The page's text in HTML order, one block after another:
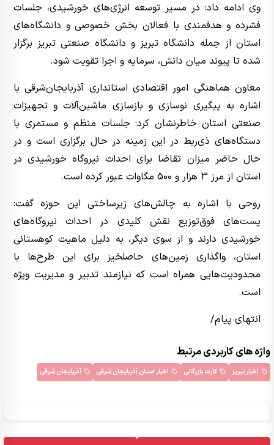
وی ادامه داد: در مسیر توسعه انرژی‌های خورشیدی، جلسات
فشرده و هدفمندی با فعالان بخش خصوصی و دانشگاه‌های
استان از جمله دانشگاه تبریز و دانشگاه صنعتی تبریز برگزار
شده تا پیوند میان دانش، سرمایه و اجرا تقویت شود.
معاون هماهنگی امور اقتصادی استانداری آذربایجان‌شرقی با
اشاره به پیگیری نوسازی و بازسازی ماشین‌آلات و تجهیزات
صنعتی استان خاطرنشان کرد: جلسات منظم و مستمری با
دستگاه‌های ذی‌ربط در این زمینه در حال برگزاری است و در
حال حاضر میزان تقاضا برای احداث نیروگاه خورشیدی در
استان از مرز 3 هزار و 500 مگاوات عبور کرده است.
روحی با اشاره به چالش‌های زیرساختی این حوزه گفت:
پست‌های فوق‌توزیع نقش کلیدی در احداث نیروگاه‌های
خورشیدی دارند و از سوی دیگر، به دلیل ماهیت کوهستانی
استان، واگذاری زمین‌های حاصلخیز برای این طرح‌ها با
محدودیت‌هایی همراه است که نیازمند تدبیر و مدیریت ویژه
است.
انتهای پیام/
واژه های کاربردی مرتبط
اخبار تبریز کارت بازرگانی اخبار استان آذربایجان شرقی آذربایجان شرقی